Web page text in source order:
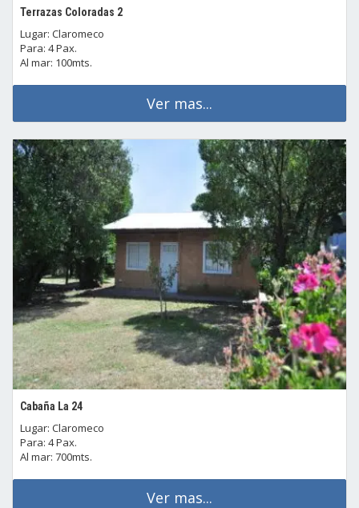
Terrazas Coloradas 2
Lugar: Claromeco
Para: 4 Pax.
Al mar: 100mts.
Ver mas...
Cabaña La 24
Lugar: Claromeco
Para: 4 Pax.
Al mar: 700mts.
Ver mas...